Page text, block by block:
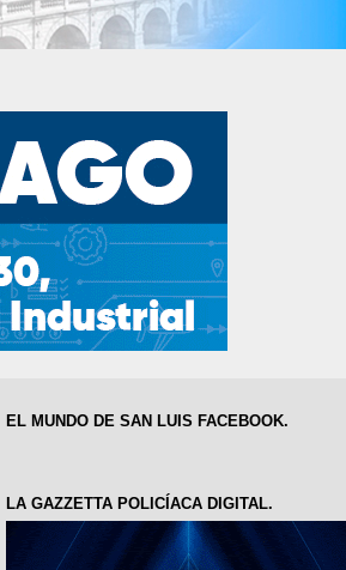
EL MUNDO DE SAN LUIS FACEBOOK.
LA GAZZETTA POLICÍACA DIGITAL.